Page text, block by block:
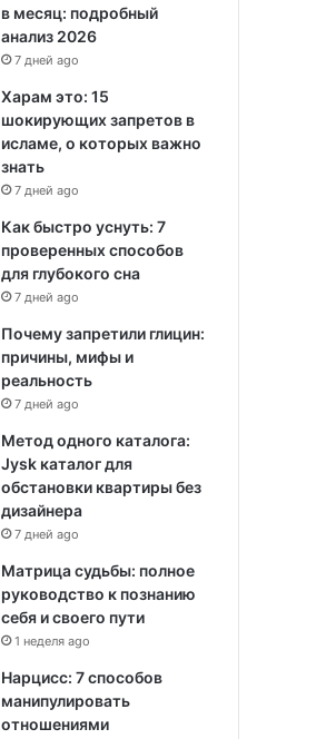
в месяц: подробный
анализ 2026
7 дней ago
Харам это: 15
шокирующих запретов в
исламе, о которых важно
знать
7 дней ago
Как быстро уснуть: 7
проверенных способов
для глубокого сна
7 дней ago
Почему запретили глицин:
причины, мифы и
реальность
7 дней ago
Метод одного каталога:
Jysk каталог для
обстановки квартиры без
дизайнера
7 дней ago
Матрица судьбы: полное
руководство к познанию
себя и своего пути
1 неделя ago
Нарцисс: 7 способов
манипулировать
отношениями